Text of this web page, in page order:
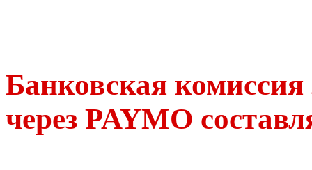
Банковская комиссия
через PAYMO